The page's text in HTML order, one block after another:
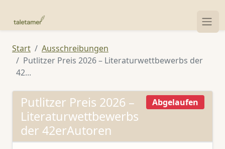
Start
Ausschreibungen
Putlitzer Preis 2026 – Literaturwettbewerbs der
42...
Putlitzer Preis 2026 –
Literaturwettbewerbs
der 42erAutoren
Abgelaufen